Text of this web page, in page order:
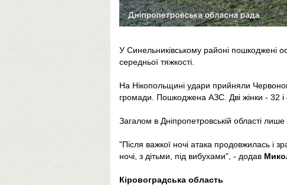
У Синельниківському районі пошкоджені
середньої тяжкості.
На Нікопольщині удари прийняли
громади. Пошкоджена АЗС. Дві жінки - 32 і
Загалом в Дніпропетровській області
"Після важкої ночі атака продовжилась і
ночі, з дітьми, під вибухами", - додав
Кіровоградська область